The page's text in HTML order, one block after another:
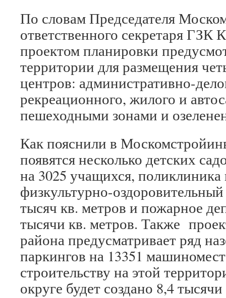
По словам Председателя
ответственного секретаря ГЗК
проектом планировки
территории для размещения
центров: административно-
рекреационного, жилого и
пешеходными зонами и
Как пояснили в
появятся несколько детских
на 3025 учащихся,
физкультурно-
тысяч кв. метров и пожарное
тысячи кв. метров. Также
района предусматривает ряд
паркингов на 13351
строительству на этой
округе будет создано 8,4